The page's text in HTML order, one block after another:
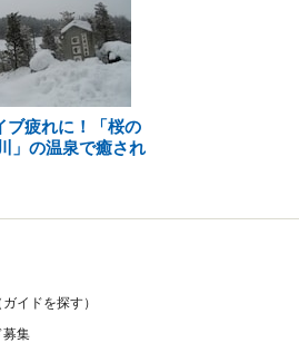
ブ疲れに！「桜の
」の温泉で癒され
イドを探す）
募集